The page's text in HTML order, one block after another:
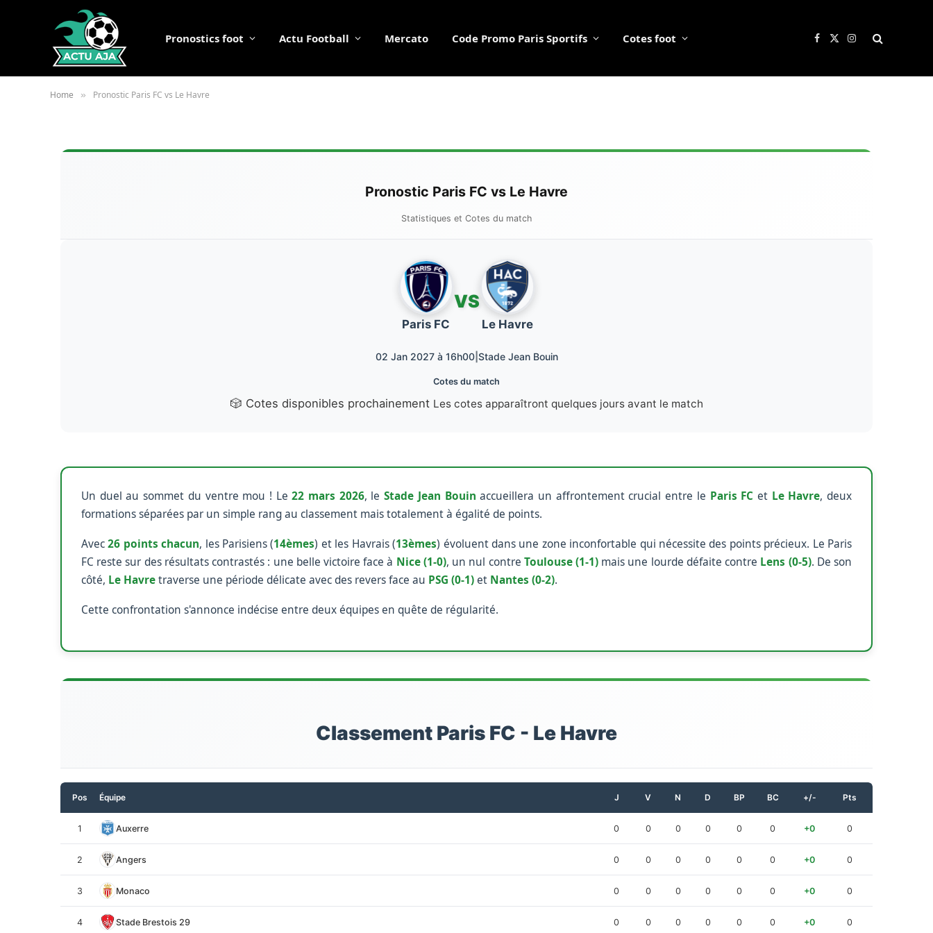
Pronostics foot Actu Football Mercato Code Promo Paris Sportifs Cotes foot Facebook
X
Instagram
Home » Pronostic Paris FC vs Le Havre
Pronostic Paris FC vs Le Havre
Statistiques et Cotes du match
Paris FC
VS
Le Havre
02 Jan 2027 à 16h00| Stade Jean Bouin
Cotes du match
🎲 Cotes disponibles prochainement Les cotes apparaîtront quelques jours avant le match
Un duel au sommet du ventre mou ! Le22 mars 2026, leStade Jean Bouin accueillera un affrontement crucial entre le Paris FC et Le Havre, deux
formations séparées par un simple rang au classement mais totalement à égalité de points.
Avec26 points chacun, les Parisiens (14èmes) et les Havrais (13èmes) évoluent dans une zone inconfortable qui nécessite des points précieux. Le Paris
FC reste sur des résultats contrastés : une belle victoire face à Nice (1-0), un nul contre Toulouse (1-1) mais une lourde défaite contre Lens (0-5). De son
côté, Le Havretraverse une période délicate avec des revers face au PSG (0-1)et Nantes (0-2).
Cette confrontation s'annonce indécise entre deux équipes en quête de régularité.
Classement Paris FC - Le Havre
Pos Équipe J V N D BP BC +/- Pts
1 Auxerre 0 0 0 0 0 0 +0 0
2 Angers 0 0 0 0 0 0 +0 0
3 Monaco 0 0 0 0 0 0 +0 0
4 Stade Brestois 29 0 0 0 0 0 0 +0 0